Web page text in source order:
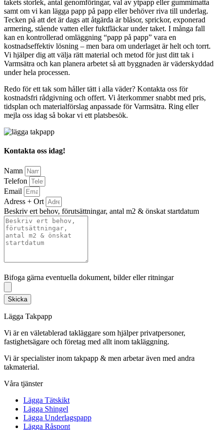
takets storlek, antal genomföringar, val av ytpapp eller gummimatta
samt om vi kan lägga papp på papp eller behöver riva till underlag.
Tecken på att det är dags att åtgärda är blåsor, sprickor, exponerad
armering, stående vatten eller fuktfläckar under taket. I många fall
kan en kontrollerad omläggning “papp på papp” vara en
kostnadseffektiv lösning – men bara om underlaget är helt och torrt.
Vi hjälper dig att välja rätt material och metod för just ditt tak i
Varmsätra och kan planera arbetet så att byggnaden är väderskyddad
under hela processen.
Redo för ett tak som håller tätt i alla väder? Kontakta oss för
kostnadsfri rådgivning och offert. Vi återkommer snabbt med pris,
tidsplan och materialförslag anpassade för Varmsätra. Ring eller
mejla oss idag så bokar vi ett platsbesök.
Kontakta oss idag!
Namn
Telefon
Email
Adress + Ort
Beskriv ert behov, förutsättningar, antal m2 & önskat startdatum
Bifoga gärna eventuella dokument, bilder eller ritningar
Skicka
Lägga Takpapp
Vi är en väletablerad takläggare som hjälper privatpersoner,
fastighetsägare och företag med allt inom takläggning.
Vi är specialister inom takpapp & men arbetar även med andra
takmaterial.
Våra tjänster
Lägga Tätskikt
Lägga Shingel
Lägga Underlagspapp
Lägga Råspont